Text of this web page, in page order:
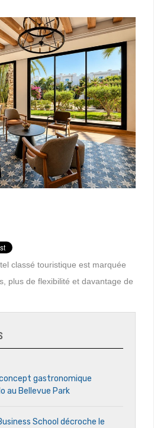
classé touristique est marquée
plus de flexibilité et davantage de
gastronomique
au Bellevue Park
School décroche le